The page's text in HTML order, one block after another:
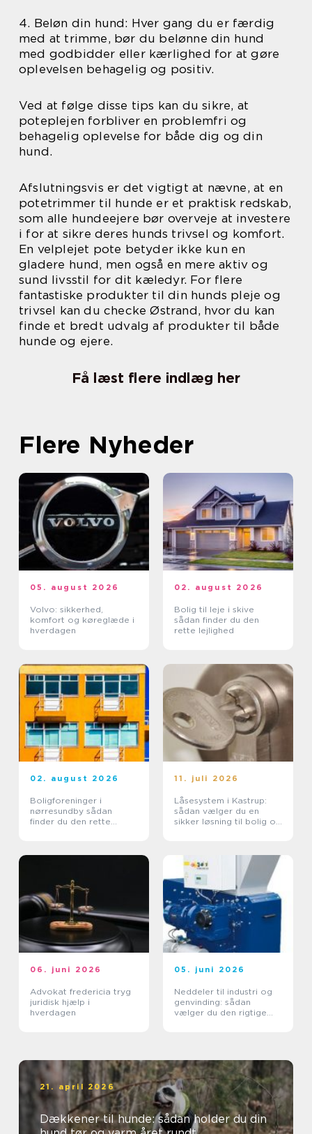
4. Beløn din hund: Hver gang du er færdig
med at trimme, bør du belønne din hund
med godbidder eller kærlighed for at gøre
oplevelsen behagelig og positiv.
Ved at følge disse tips kan du sikre, at
poteplejen forbliver en problemfri og
behagelig oplevelse for både dig og din
hund.
Afslutningsvis er det vigtigt at nævne, at en
potetrimmer til hunde er et praktisk redskab,
som alle hundeejere bør overveje at investere
i for at sikre deres hunds trivsel og komfort.
En velplejet pote betyder ikke kun en
gladere hund, men også en mere aktiv og
sund livsstil for dit kæledyr. For flere
fantastiske produkter til din hunds pleje og
trivsel kan du checke Østrand, hvor du kan
finde et bredt udvalg af produkter til både
hunde og ejere.
Få læst flere indlæg her
Flere Nyheder
05. august 2026
Volvo: sikkerhed,
komfort og køreglæde i
hverdagen
02. august 2026
Bolig til leje i skive
sådan finder du den
rette lejlighed
02. august 2026
Boligforeninger i
nørresundby sådan
finder du den rette
11. juli 2026
Låsesystem i Kastrup:
sådan vælger du en
sikker løsning til bolig og
06. juni 2026
Advokat fredericia tryg
juridisk hjælp i
hverdagen
05. juni 2026
Neddeler til industri og
genvinding: sådan
vælger du den rigtige
21. april 2026
Dækkener til hunde: sådan holder du din